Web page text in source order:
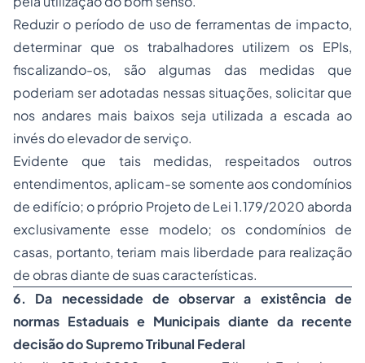
Reduzir o período de uso de ferramentas de impacto,
determinar que os trabalhadores utilizem os EPIs,
fiscalizando-os, são algumas das medidas que
poderiam ser adotadas nessas situações, solicitar que
nos andares mais baixos seja utilizada a escada ao
invés do elevador de serviço.
Evidente que tais medidas, respeitados outros
entendimentos, aplicam-se somente aos condomínios
de edifício; o próprio Projeto de Lei 1.179/2020 aborda
exclusivamente esse modelo; os condomínios de
casas, portanto, teriam mais liberdade para realização
de obras diante de suas características.
6. Da necessidade de observar a existência de
normas Estaduais e Municipais diante da recente
decisão do Supremo Tribunal Federal